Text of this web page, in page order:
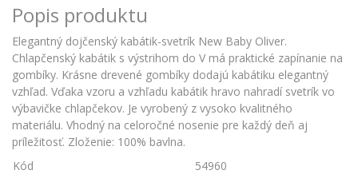
Popis produktu
Elegantný dojčenský kabátik-svetrík New Baby Oliver.
Chlapčenský kabátik s výstrihom do V má praktické zapínanie na
gombíky. Krásne drevené gombíky dodajú kabátiku elegantný
vzhľad. Vďaka vzoru a vzhľadu kabátik hravo nahradí svetrík vo
výbavičke chlapčekov. Je vyrobený z vysoko kvalitného
materiálu. Vhodný na celoročné nosenie pre každý deň aj
príležitosť. Zloženie: 100% bavlna.
Kód
54960